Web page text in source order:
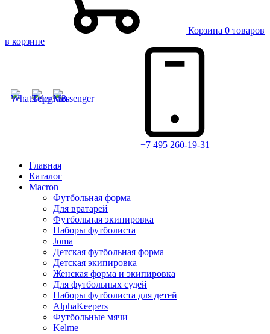
Корзина 0 товаров
в корзине
+7 495 260-19-31
Главная
Каталог
Macron
Футбольная форма
Для вратарей
Футбольная экипировка
Наборы футболиста
Joma
Детская футбольная форма
Детская экипировка
Женская форма и экипировка
Для футбольных судей
Наборы футболиста для детей
AlphaKeepers
Футбольные мячи
Kelme